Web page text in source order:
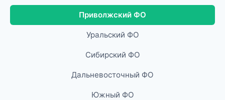
Приволжский ФО
Уральский ФО
Сибирский ФО
Дальневосточный ФО
Южный ФО